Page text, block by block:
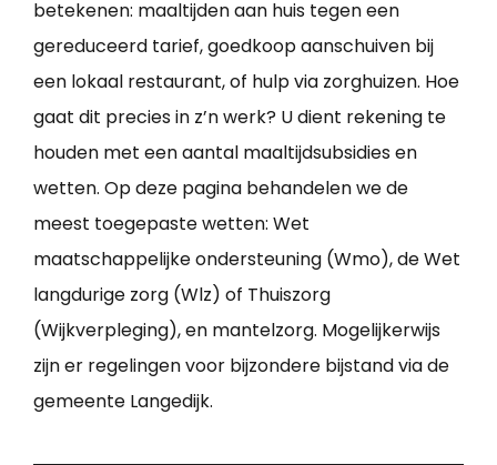
betekenen: maaltijden aan huis tegen een
gereduceerd tarief, goedkoop aanschuiven bij
een lokaal restaurant, of hulp via zorghuizen. Hoe
gaat dit precies in z’n werk? U dient rekening te
houden met een aantal maaltijdsubsidies en
wetten. Op deze pagina behandelen we de
meest toegepaste wetten: Wet
maatschappelijke ondersteuning (Wmo), de Wet
langdurige zorg (Wlz) of Thuiszorg
(Wijkverpleging), en mantelzorg. Mogelijkerwijs
zijn er regelingen voor bijzondere bijstand via de
gemeente Langedijk.